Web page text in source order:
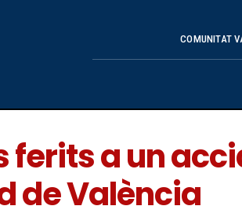
COMUNITAT
ferits a un
de València